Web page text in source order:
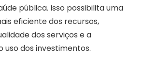
pública. Isso possibilita uma
eficiente dos recursos,
dos serviços e a
uso dos investimentos.